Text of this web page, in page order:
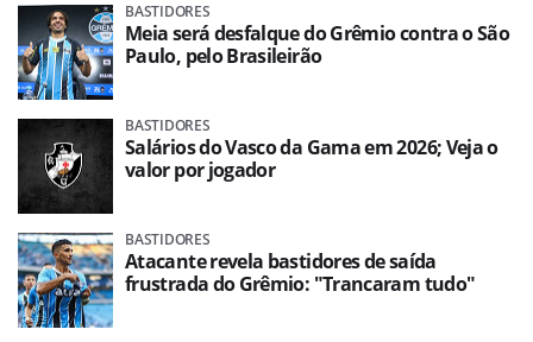
BASTIDORES
Meia será desfalque do Grêmio contra o São
Paulo, pelo Brasileirão
BASTIDORES
Salários do Vasco da Gama em 2026; Veja o
valor por jogador
BASTIDORES
Atacante revela bastidores de saída
frustrada do Grêmio: "Trancaram tudo"